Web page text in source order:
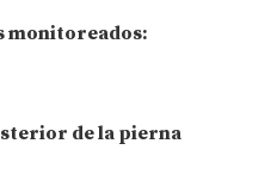
monitoreados:
de la pierna